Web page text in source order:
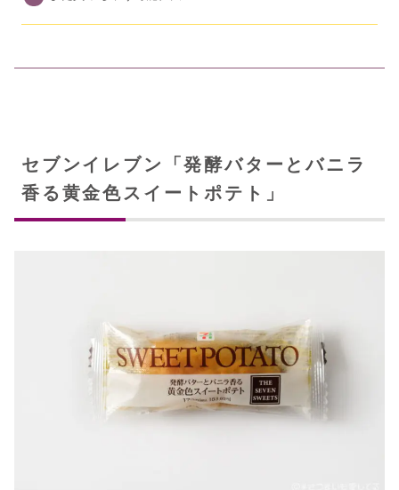
セブンイレブン「発酵バターとバニラ
香る黄金色スイートポテト」